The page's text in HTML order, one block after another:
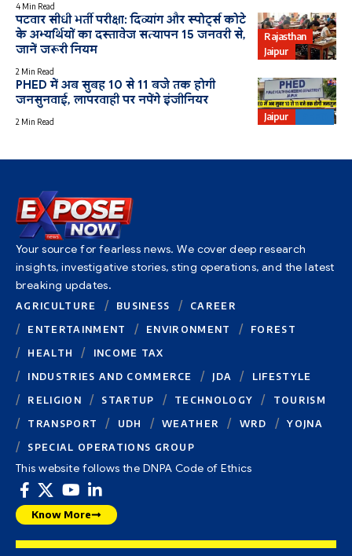
4 Min Read
Rajasthan
Jaipur
पटवार सीधी भर्ती परीक्षा: दिव्यांग और स्पोर्ट्स कोटे
के अभ्यर्थियों का दस्तावेज सत्यापन 15 जनवरी से,
जानें जरूरी नियम
2 Min Read
Jaipur
PHED में अब सुबह 10 से 11 बजे तक होगी
जनसुनवाई, लापरवाही पर नपेंगे इंजीनियर
2 Min Read
Your source for fearless news. We cover deep research
insights, investigative stories, sting operations, and the latest
breaking updates.
AGRICULTURE BUSINESS
CAREER
ENTERTAINMENT
ENVIRONMENT
FOREST
HEALTH
INCOME TAX
INDUSTRIES AND COMMERCE
JDA
LIFESTYLE
RELIGION
STARTUP TECHNOLOGY
TOURISM
TRANSPORT
UDH WEATHER WRD
YOJNA
SPECIAL OPERATIONS GROUP
This website follows the DNPA Code of Ethics
Know More